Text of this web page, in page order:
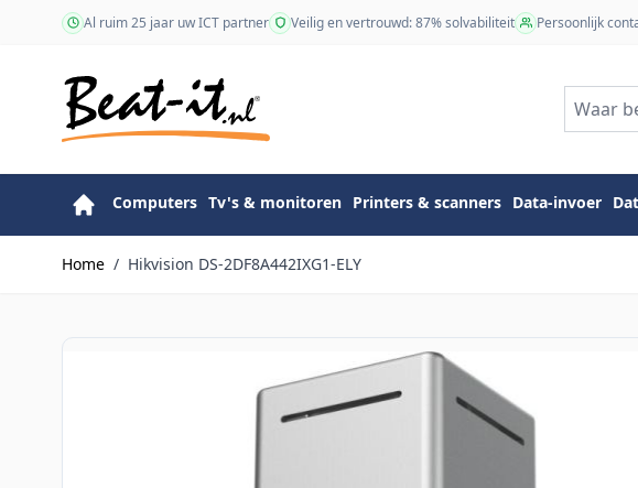
Ga naar de inhoudAl ruim 25 jaar uw ICT partner Veilig en vertrouwd: 87% solvabiliteit Persoonlijk
Computers Tv's & monitoren Printers & scanners Data-invoer
Home / Hikvision DS-2DF8A442IXG1-ELY